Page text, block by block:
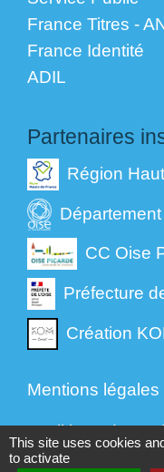
France Titres -
France Identité
ADIL
Partenaires
Région
CC Oise
Préfecture
Création
Mentions légales
Politique de
This site uses cookies
to activate